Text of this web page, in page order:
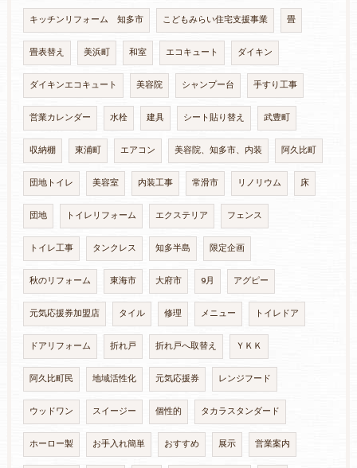
キッチンリフォーム 知多市 こどもみらい住宅支援事業 畳
畳表替え 美浜町 和室 エコキュート ダイキン
ダイキンエコキュート 美容院 シャンプー台 手すり工事
営業カレンダー 水栓 建具 シート貼り替え 武豊町
収納棚 東浦町 エアコン 美容院、知多市、内装 阿久比町
団地トイレ 美容室 内装工事 常滑市 リノリウム 床
団地 トイレリフォーム エクステリア フェンス
トイレ工事 タンクレス 知多半島 限定企画
秋のリフォーム 東海市 大府市 9月 アグピー
元気応援券加盟店 タイル 修理 メニュー トイレドア
ドアリフォーム 折れ戸 折れ戸へ取替え ＹＫＫ
阿久比町民 地域活性化 元気応援券 レンジフード
ウッドワン スイージー 個性的 タカラスタンダード
ホーロー製 お手入れ簡単 おすすめ 展示 営業案内